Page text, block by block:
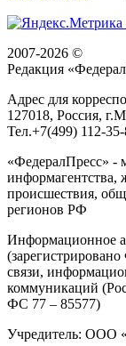
2007-2026 ©
Редакция «
Адрес для
127018, Россия, г.
Тел.+7(499) 112-
«ФедералПресс» -
информагентства,
происшествия,
регионов РФ
Информационное
связи,
коммуникаций
ФС 77 – 85577)
Учредитель: ООО